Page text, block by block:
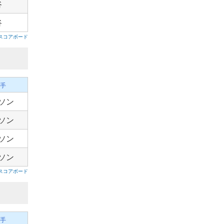
コアボード
ン
ン
ン
ン
コアボード